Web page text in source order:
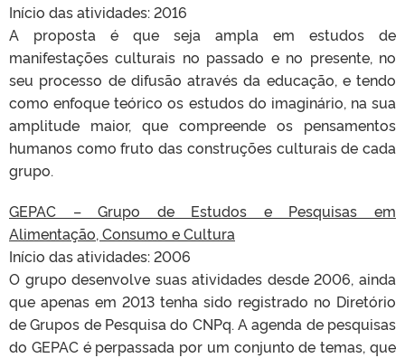
Início das atividades: 2016
A proposta é que seja ampla em estudos de
manifestações culturais no passado e no presente, no
seu processo de difusão através da educação, e tendo
como enfoque teórico os estudos do imaginário, na sua
amplitude maior, que compreende os pensamentos
humanos como fruto das construções culturais de cada
grupo.
GEPAC – Grupo de Estudos e Pesquisas em
Alimentação, Consumo e Cultura
Início das atividades: 2006
O grupo desenvolve suas atividades desde 2006, ainda
que apenas em 2013 tenha sido registrado no Diretório
de Grupos de Pesquisa do CNPq. A agenda de pesquisas
do GEPAC é perpassada por um conjunto de temas, que